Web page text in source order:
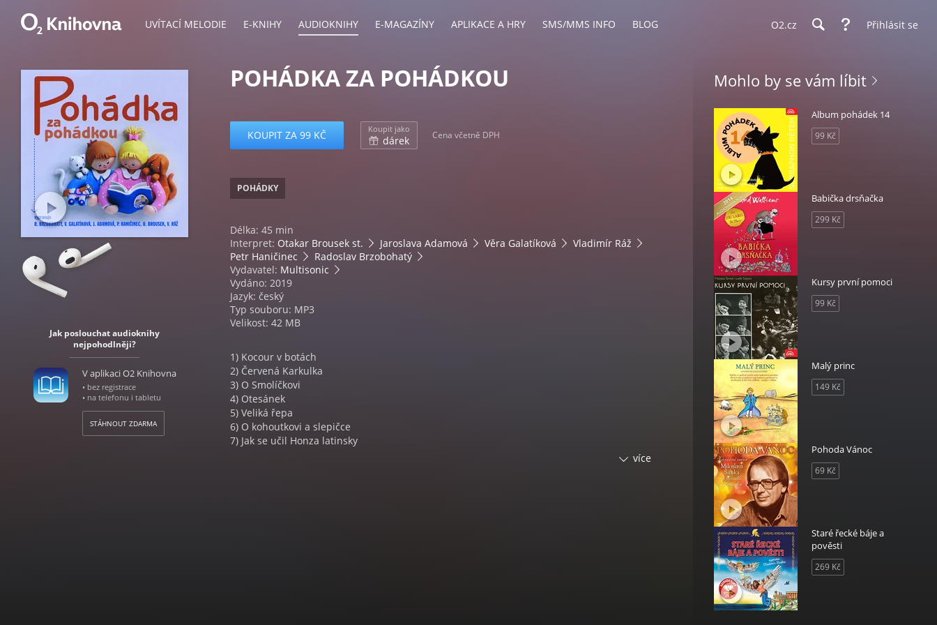
UVÍTACÍ MELODIE E-KNIHY AUDIOKNIHY E-MAGAZÍNY APLIKACE A HRY SMS/MMS INFO BLOG O2.cz Přihlásit se
Jak poslouchat audioknihy
nejpohodlněji?
V aplikaci O2 Knihovna
• bez registrace
• na telefonu i tabletu
STÁHNOUT ZDARMA
POHÁDKA ZA POHÁDKOU
KOUPIT ZA 99 KČ Koupit jako
dárek Cena včetně DPH
POHÁDKY
Délka: 45 min
Interpret: Otakar Brousek st. Jaroslava Adamová Věra Galatíková
Vladimír Ráž
Petr Haničinec
Radoslav Brzobohatý
Vydavatel: Multisonic
Vydáno: 2019
Jazyk: český
Typ souboru: MP3
Velikost: 42 MB
1) Kocour v botách
2) Červená Karkulka
3) O Smolíčkovi
4) Otesánek
5) Veliká řepa
6) O kohoutkovi a slepičce
7) Jak se učil Honza latinsky
více
Mohlo by se vám líbit
Album pohádek 14
99 Kč
Babička drsňačka
299 Kč
Kursy první pomoci
99 Kč
Malý princ
149 Kč
Pohoda Vánoc
69 Kč
Staré řecké báje a
pověsti
269 Kč